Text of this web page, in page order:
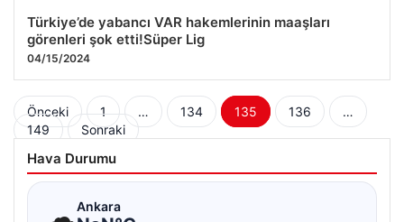
Türkiye’de yabancı VAR hakemlerinin maaşları
görenleri şok etti!Süper Lig
04/15/2024
Yazı
sayfalaması
Önceki 1 … 134 135 136
…
149
Sonraki
Hava Durumu
Ankara